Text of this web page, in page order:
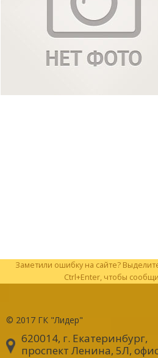
Заметили ошибку на сайте?
Ctrl+Enter, чтобы
© 2017 ГК "Лидер"
620014, г. Екатеринбург,
проспект Ленина, 5Л,